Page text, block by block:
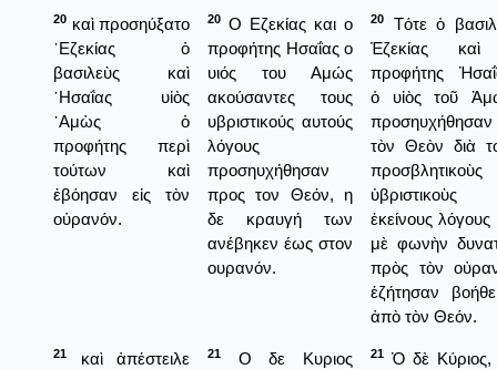
20 καὶ προσηύξατο
᾿Εζεκίας ὁ
βασιλεὺς καὶ
῾Ησαΐας υἱὸς
᾿Αμὼς ὁ
προφήτης περὶ
τούτων καὶ
ἐβόησαν εἰς τὸν
οὐρανόν.
20 Ο Εζεκίας και ο
προφήτης Ησαΐας ο
υιός του Αμώς
ακούσαντες τους
υβριστικούς αυτούς
λόγους
προσηυχήθησαν
προς τον Θεόν, η
δε κραυγή των
ανέβηκεν έως στον
ουρανόν.
20
Τότε ὁ
Ἐζεκίας
προφήτης
ὁ υἱὸς τοῦ
προσηυχήθησαν
τὸν Θεὸν διὰ
προσβλητικοὺς
ὑβριστικοὺς
ἐκείνους λόγους
μὲ φωνὴν
πρὸς τὸν
ἐζήτησαν
ἀπὸ τὸν Θεόν.
21
καὶ ἀπέστειλε
21
Ο δε Κυριος
21 Ὁ δὲ Κύριος,